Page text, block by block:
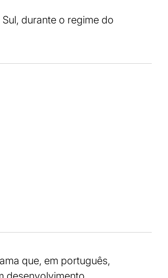
durante o regime do
que, em português,